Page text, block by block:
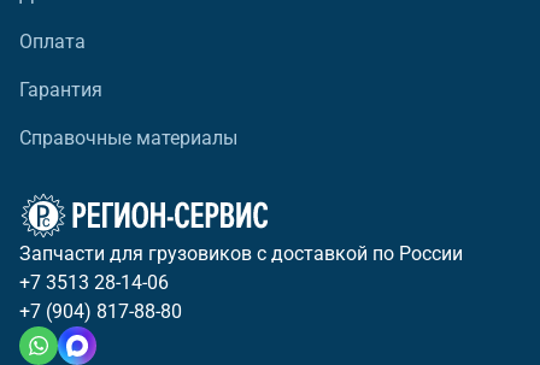
Оплата
Гарантия
Справочные материалы
Запчасти для грузовиков с доставкой по России
+7 3513 28-14-06
+7 (904) 817-88-80